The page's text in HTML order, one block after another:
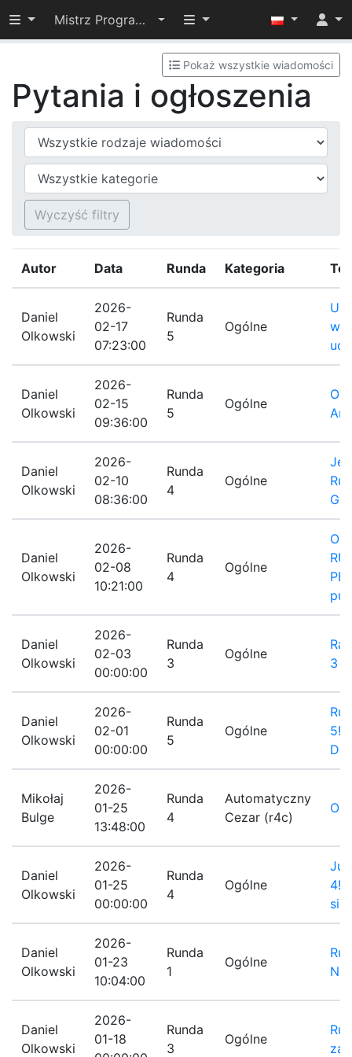
Przełącz widoczność menu
Mistrz Programowania 2026 Przełącz widoczność menu
Pokaż wszystkie wiadomości
Pytania i ogłoszenia
Typ wiadomości
Kategoria
Wyczyść filtry
Autor Data Runda Kategoria
Daniel
Olkowski
2026-
02-17
07:23:00
Runda
5
Ogólne
Daniel
Olkowski
2026-
02-15
09:36:00
Runda
5
Ogólne
Daniel
Olkowski
2026-
02-10
08:36:00
Runda
4
Ogólne
Daniel
Olkowski
2026-
02-08
10:21:00
Runda
4
Ogólne
Daniel
Olkowski
2026-
02-03
00:00:00
Runda
3
Ogólne
3
Daniel
Olkowski
2026-
02-01
00:00:00
Runda
5
Ogólne
5!!
Mikołaj
Bulge
2026-
01-25
13:48:00
Runda
4
Automatyczny
Cezar (r4c)
Daniel
Olkowski
2026-
01-25
00:00:00
Runda
4
Ogólne
4!
się!
Daniel
Olkowski
2026-
01-23
10:04:00
Runda
1
Ogólne
Daniel
Olkowski
2026-
01-18
Runda
3
Ogólne